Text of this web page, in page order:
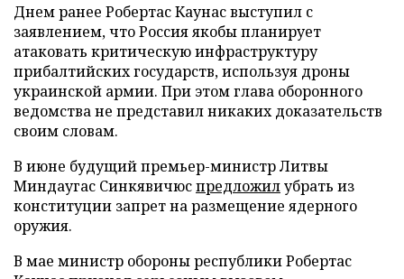
Днем ранее Робертас Каунас выступил с
заявлением, что Россия якобы планирует
атаковать критическую инфраструктуру
прибалтийских государств, используя дроны
украинской армии. При этом глава оборонного
ведомства не представил никаких доказательств
своим словам.
В июне будущий премьер-министр Литвы
Миндаугас Синкявичюспредложилубрать из
конституции запрет на размещение ядерного
оружия.
В мае министр обороны республики Робертас